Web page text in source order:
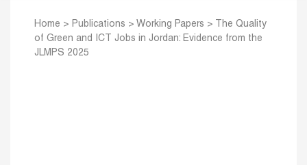
Home > Publications > Working Papers >
The Quality
of Green and ICT Jobs in Jordan: Evidence from the
JLMPS 2025